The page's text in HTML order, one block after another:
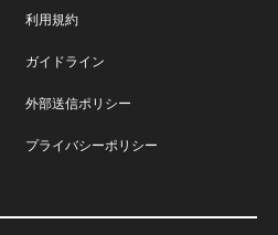
利用規約
ガイドライン
外部送信ポリシー
プライバシーポリシー